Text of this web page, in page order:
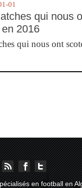
01
qui nous
2016
qui nous ont
en football en